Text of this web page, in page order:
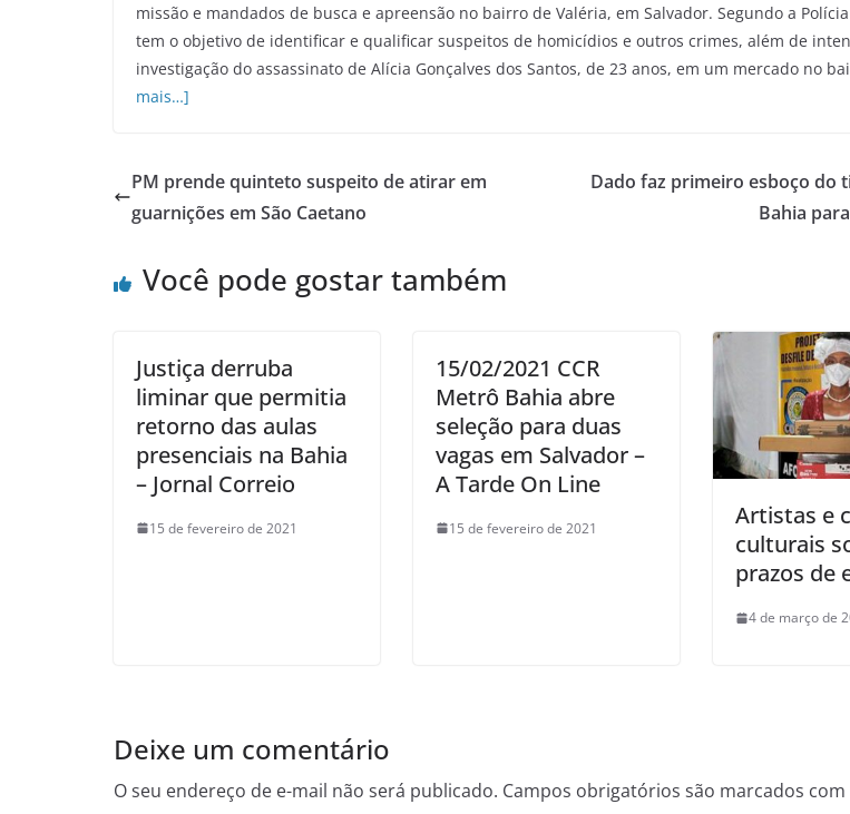
missão e mandados de busca e apreensão no bairro de Valéria, em Salvador. Segundo a
tem o objetivo de identificar e qualificar suspeitos de homicídios e outros crimes, além de
investigação do assassinato de Alícia Gonçalves dos Santos, de 23 anos, em um mercado no
mais…]
PM prende quinteto suspeito de atirar em
guarnições em São Caetano
Dado faz primeiro esboço do
Bahia
Você pode gostar também
Justiça derruba
liminar que permitia
retorno das aulas
presenciais na Bahia
– Jornal Correio
15 de fevereiro de 2021
15/02/2021 CCR
Metrô Bahia abre
seleção para duas
vagas em Salvador –
A Tarde On Line
15 de fevereiro de 2021
Artistas e
culturais
prazos de
4 de março de
Deixe um comentário
O seu endereço de e-mail não será publicado. Campos obrigatórios são marcados com